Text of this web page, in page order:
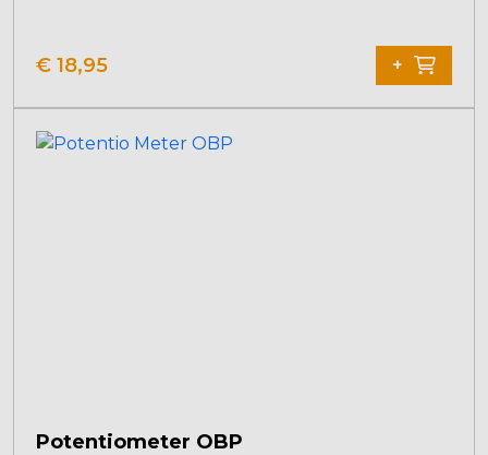
€ 18,95 +
Potentiometer OBP